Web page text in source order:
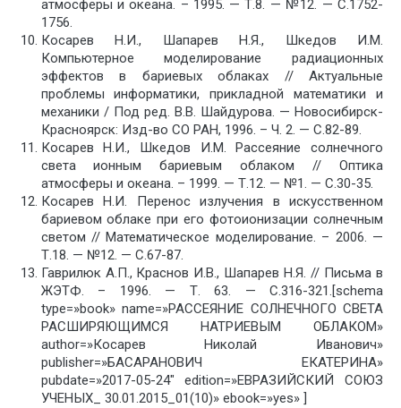
атмосферы и океана. – 1995. — Т.8. — №12. — С.1752-
1756.
Косарев Н.И., Шапарев Н.Я., Шкедов И.М.
Компьютерное моделирование радиационных
эффектов в бариевых облаках // Актуальные
проблемы информатики, прикладной математики и
механики / Под ред. В.В. Шайдурова. — Новосибирск-
Красноярск: Изд-во СО РАН, 1996. – Ч. 2. — С.82-89.
Косарев Н.И., Шкедов И.М. Рассеяние солнечного
света ионным бариевым облаком // Оптика
атмосферы и океана. – 1999. — Т.12. — №1. — С.30-35.
Косарев Н.И. Перенос излучения в искусственном
бариевом облаке при его фотоионизации солнечным
светом // Математическое моделирование. – 2006. —
Т.18. — №12. — С.67-87.
Гаврилюк А.П., Краснов И.В., Шапарев Н.Я. // Письма в
ЖЭТФ. – 1996. — Т. 63. — С.316-321.[schema
type=»book» name=»РАССЕЯНИЕ СОЛНЕЧНОГО СВЕТА
РАСШИРЯЮЩИМСЯ НАТРИЕВЫМ ОБЛАКОМ»
author=»Косарев Николай Иванович»
publisher=»БАСАРАНОВИЧ ЕКАТЕРИНА»
pubdate=»2017-05-24″ edition=»ЕВРАЗИЙСКИЙ СОЮЗ
УЧЕНЫХ_ 30.01.2015_01(10)» ebook=»yes» ]